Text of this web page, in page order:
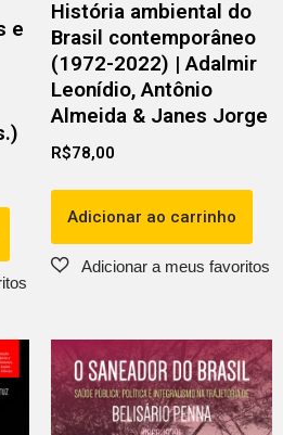
e
História ambiental do
Brasil contemporâneo
(1972-2022) | Adalmir
Leonídio, Antônio
Almeida & Janes Jorge
R$78,00
Adicionar ao carrinho